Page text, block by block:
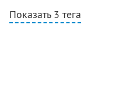
Показать 3 тега